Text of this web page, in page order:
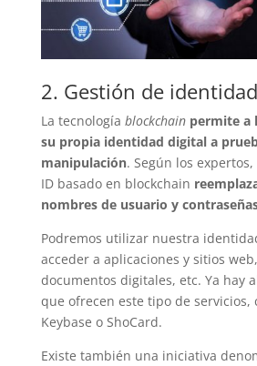
2. Gestión de
La tecnología blockchain permite a
su propia identidad digital a
manipulación. Según los
ID basado en blockchain
nombres de usuario y
Podremos utilizar nuestra
acceder a aplicaciones y sitios
documentos digitales, etc. Ya hay
que ofrecen este tipo de servicios,
Keybase o ShoCard.
Existe también una iniciativa